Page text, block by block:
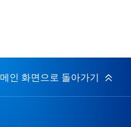
메인 화면으로 돌아가기